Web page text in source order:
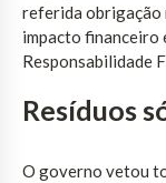
referida obrigação
impacto financeiro
Responsabilidade
Resíduos
O governo vetou